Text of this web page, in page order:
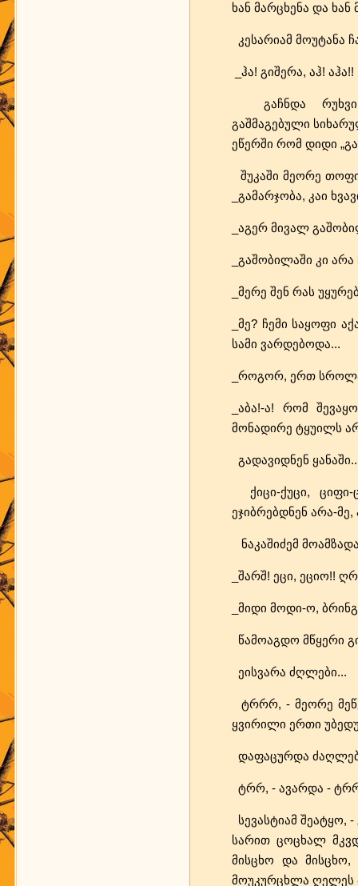
ხან მარცხენა და
კესარიამ მოუტანა
_ჰა! გიშერა, აჰ! აჰა!!
გაჩნდა რუხვი
გაშმაგებული
ეწერში რომ დიდი
შუკაში მეორე
_გამარჯობა, კაი
_აგერ მივალ
_გაშობილაში კი
_მერე შენ რას
_მე? ჩემი საყოფი
სამი ვარდებოდა...
_როგორ, ერთ
_აბა!-ა! რომ
მონადირე ტყუილს
გადავიდნენ
ქიცი-ქუცი, ციფი-
ეჯიბრებდნენ არა-
ნაკაშიძემ
_შარშ! ეცი, ეციო!!
_მიდი მოდი-ო,
წამოაგდო მწყერი
ეისვარა ძღლები...
ტრრრ, - მეორე
ყვირილი ერთი
დაფაცურდა
ტრრ, - ავარდა -
სევასტიამ შეატყო,
სარით ცოცხალ
მისცხო და
მოუკურცხლა ღელეს